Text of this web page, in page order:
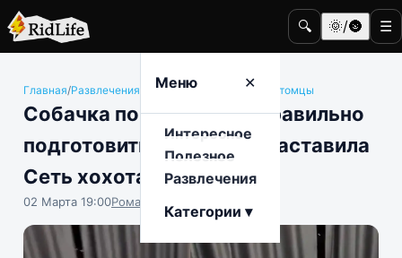
🔍 🌞/🌚 ☰
Меню ✕
Интересное
Полезное
Развлечения
Категории ▾
Главная/Развлечения Животные и домашние питомцы
Собачка показала, как правильно
подготовиться ко сну, и заставила
Сеть хохотать
02 Марта 19:00Роман Чистоляпов